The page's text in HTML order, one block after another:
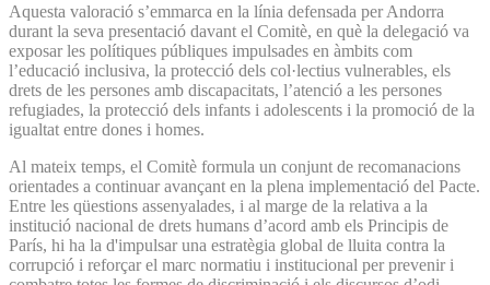
Aquesta valoració s’emmarca en la línia defensada per Andorra
durant la seva presentació davant el Comitè, en què la delegació va
exposar les polítiques públiques impulsades en àmbits com
l’educació inclusiva, la protecció dels col·lectius vulnerables, els
drets de les persones amb discapacitats, l’atenció a les persones
refugiades, la protecció dels infants i adolescents i la promoció de la
igualtat entre dones i homes.
Al mateix temps, el Comitè formula un conjunt de recomanacions
orientades a continuar avançant en la plena implementació del Pacte.
Entre les qüestions assenyalades, i al marge de la relativa a la
institució nacional de drets humans d’acord amb els Principis de
París, hi ha la d'impulsar una estratègia global de lluita contra la
corrupció i reforçar el marc normatiu i institucional per prevenir i